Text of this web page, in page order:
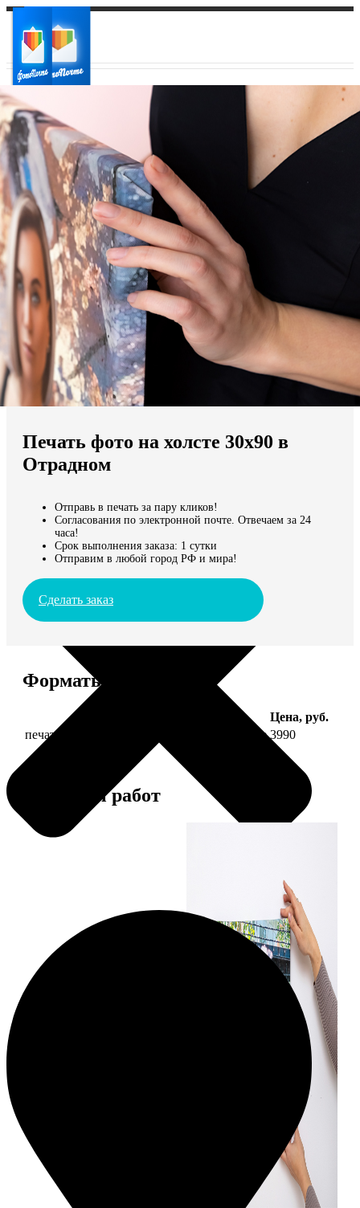
Ваш город:
Ваш регион доставки
Выберите из списка:
Мы доставляем по всему миру
Продолжить без города
Печать фото на холсте 30х90 в
Отрадном
Отправь в печать за пару кликов!
Согласования по электронной почте. Отвечаем за 24
часа!
Срок выполнения заказа: 1 сутки
Отправим в любой город РФ и мира!
Сделать заказ
Форматы и цены
Цена, руб.
печать фото на холсте 30х90 на подрамнике 3990
Примеры работ